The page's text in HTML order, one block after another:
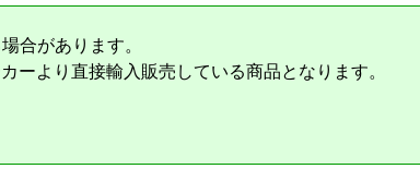
合があります。
ーより直接輸入販売している商品となります。